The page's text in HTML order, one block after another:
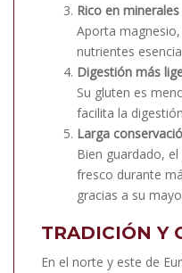
Rico en minerales
Aporta
nutrientes
Digestión más
Su gluten es
facilita la
Larga
Bien guardado,
fresco durante
gracias a su
TRADICIÓN Y
En el norte y este de